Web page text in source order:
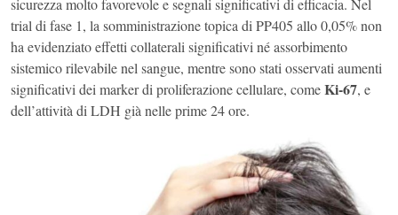
sicurezza molto favorevole e segnali significativi di efficacia. Nel
trial di fase 1, la somministrazione topica di PP405 allo 0,05% non
ha evidenziato effetti collaterali significativi né assorbimento
sistemico rilevabile nel sangue, mentre sono stati osservati aumenti
significativi dei marker di proliferazione cellulare, comeKi-67, e
dell’attività di LDH già nelle prime 24 ore.